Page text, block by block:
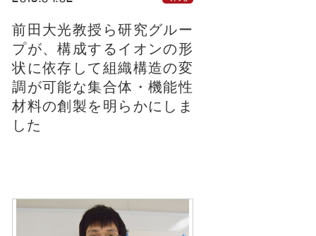
前田大光教授ら研究グルー
プが、構成するイオンの形
状に依存して組織構造の変
調が可能な集合体・機能性
材料の創製を明らかにしま
した